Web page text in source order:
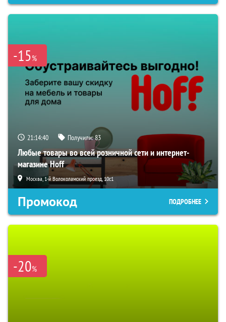
-15%
21:14:40 Получили:83
Любые товары во всей розничной сети и интернет-
магазине Hoff
Москва, 1-й Волоколамский проезд, 10с1
Промокод ПОДРОБНЕЕ
-20%